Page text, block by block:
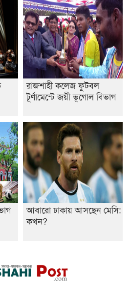
রাজশাহী কলেজ ফুটবল
টূর্ণামেন্টে জয়ী ভূগোল বিভাগ
আবারো ঢাকায় আসছেন মেসি:
কখন?